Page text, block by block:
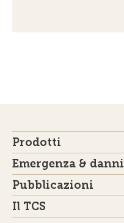
Prodotti
Emergenza & danni
Pubblicazioni
Il TCS